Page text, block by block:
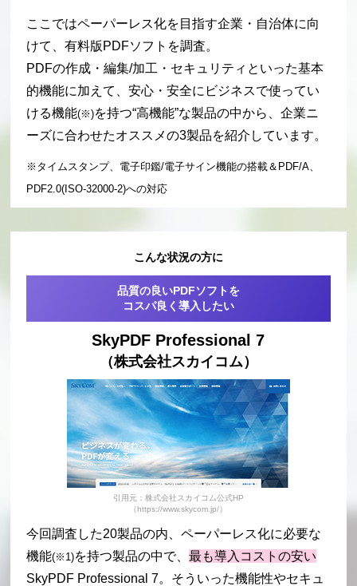
ここではペーパーレス化を目指す企業・自治体に向
けて、有料版PDFソフトを調査。
PDFの作成・編集/加工・セキュリティといった基本
的機能に加えて、安心・安全にビジネスで使ってい
ける機能(※)を持つ“高機能”な製品の中から、企業ニ
ーズに合わせたオススメの3製品を紹介しています。
※タイムスタンプ、電子印鑑/電子サイン機能の搭載＆PDF/A、
PDF2.0(ISO-32000-2)への対応
こんな状況の方に
品質の良いPDFソフトを
コスパ良く導入したい
SkyPDF Professional 7
（株式会社スカイコム）
引用元：株式会社スカイコム公式HP
（https://www.skycom.jp/）
今回調査した20製品の内、ペーパーレス化に必要な
機能(※1)を持つ製品の中で、最も導入コストの安い
SkyPDF Professional 7。そういった機能性やセキュ